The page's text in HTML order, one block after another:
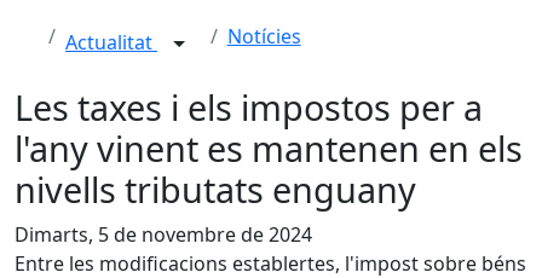
Actualitat Notícies
Les taxes i els impostos per a
l'any vinent es mantenen en els
nivells tributats enguany
Dimarts, 5 de novembre de 2024
Entre les modificacions establertes, l'impost sobre béns